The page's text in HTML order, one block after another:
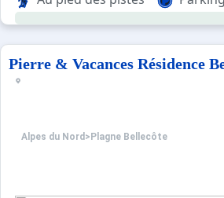
Pierre & Vacances Résidence
Alpes du Nord > Plagne Bellecôte